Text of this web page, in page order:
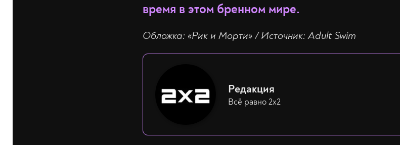
время в этом бренном мире.
Обложка: «Рик и Морти» / Источник: Adult Swim
Редакция
Всё равно 2х2